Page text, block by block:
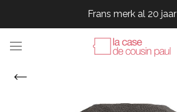
Frans merk al 20 jaar
Frans merk al 20 jaar
Frans merk al 20 jaar